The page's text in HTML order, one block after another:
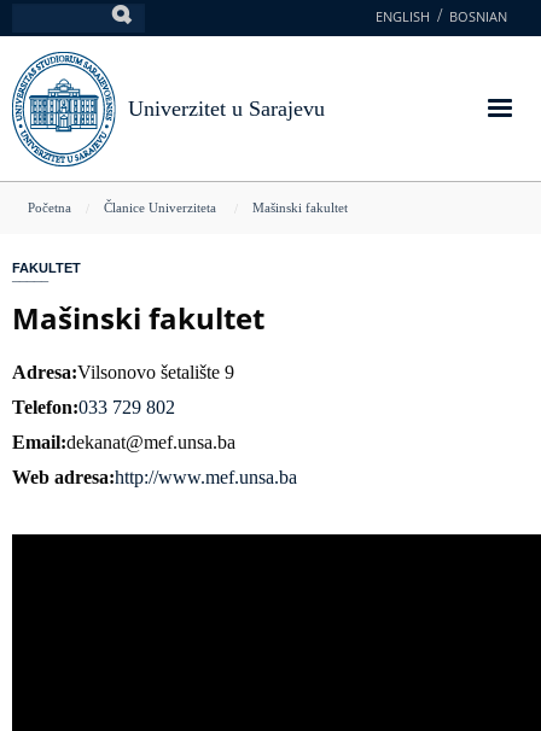
na
glavni
sadržaj
ENGLISH BOSNIAN
Univerzitet u Sarajevu
You
here
Početna Članice Univerziteta Mašinski fakultet
FAKULTET
Mašinski fakultet
Adresa Vilsonovo šetalište 9
Telefon 033 729 802
Email dekanat@mef.unsa.ba
Web adresa http://www.mef.unsa.ba